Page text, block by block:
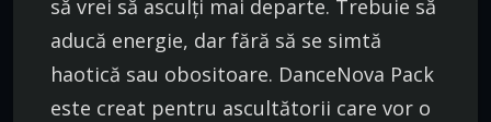
să vrei să asculți mai departe. Trebuie să
aducă energie, dar fără să se simtă
haotică sau obositoare. DanceNova Pack
este creat pentru ascultătorii care vor o